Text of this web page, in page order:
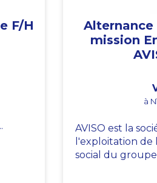
F/H
Alternance
mission
à
AVISO est la
l'exploitation de
social du